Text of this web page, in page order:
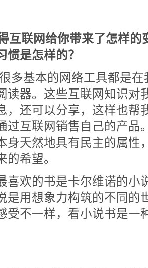
互联网给你带来了怎样的
惯是怎样的？
多基本的网络工具都是
读器。这些互联网知识对
，还可以分享，这样也帮
过互联网销售自己的产品
身天然地具有民主的属性
的希望。
喜欢的书是卡尔维诺的小
是用想象力构筑的不同的
受不一样，看小说书是一